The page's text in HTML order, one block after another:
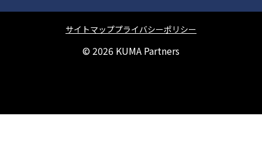
サイトマッププライバシーポリシー
© 2026 KUMA Partners